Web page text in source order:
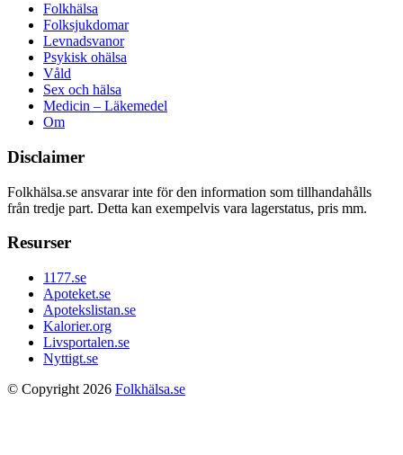
Folkhälsa
Folksjukdomar
Levnadsvanor
Psykisk ohälsa
Våld
Sex och hälsa
Medicin – Läkemedel
Om
Disclaimer
Folkhälsa.se ansvarar inte för den information som tillhandahålls
från tredje part. Detta kan exempelvis vara lagerstatus, pris mm.
Resurser
1177.se
Apoteket.se
Apotekslistan.se
Kalorier.org
Livsportalen.se
Nyttigt.se
© Copyright 2026 Folkhälsa.se